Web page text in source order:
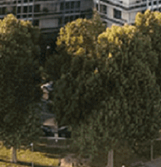
partage
des réseaux sociaux